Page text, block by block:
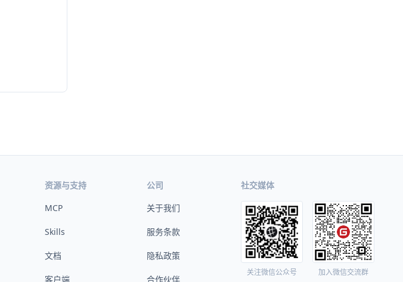
资源与支持
MCP
Skills
文档
客户端
公司
关于我们
服务条款
隐私政策
合作伙伴
社交媒体
关注微信公众号 加入微信交流群